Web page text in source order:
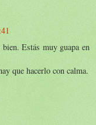
Estás muy guapa en
que hacerlo con calma.